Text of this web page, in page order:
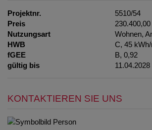
Projektnr.
5510/54
Preis
Nutzungsart
Wohnen
HWB
C, 45
fGEE
B, 0,92
gültig bis
11.04.2028
KONTAKTIEREN SIE UNS